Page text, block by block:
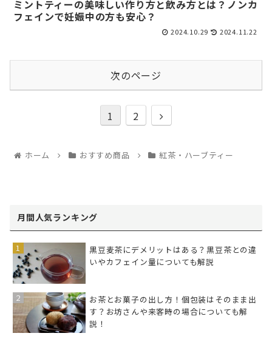
ミントティーの美味しい作り方と飲み方とは？ノンカ
フェインで妊娠中の方も安心？
2024.10.29 2024.11.22
次のページ
1 2
ホーム おすすめ商品 紅茶・ハーブティー
月間人気ランキング
黒豆麦茶にデメリットはある？黒豆茶との違
いやカフェイン量についても解説
お茶とお菓子の出し方！個包装はそのまま出
す？お坊さんや来客時の場合についても解
説！